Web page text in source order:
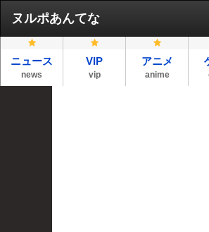
ヌルポあんてな
ニュース
news
VIP
vip
アニメ
anime